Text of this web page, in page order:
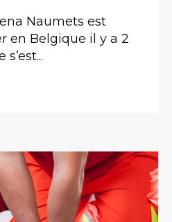
Naumets est
en Belgique il y a 2